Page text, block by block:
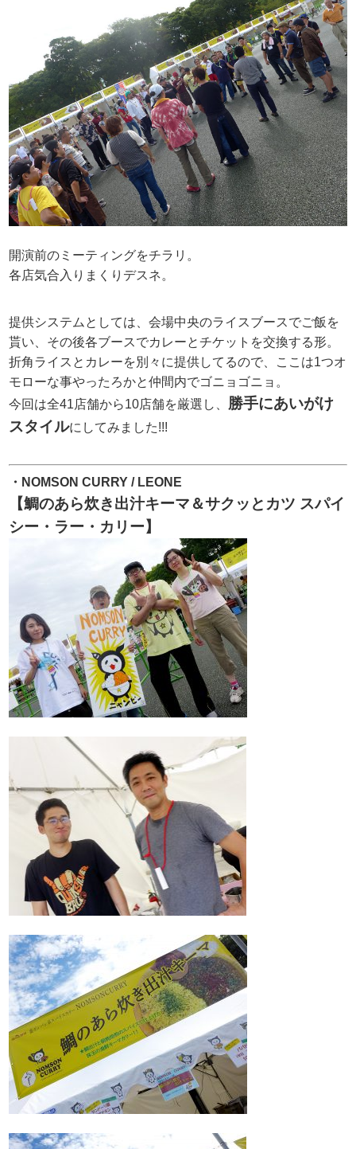
開演前のミーティングをチラリ。
各店気合入りまくりデスネ。
提供システムとしては、会場中央のライスブースでご飯を
貰い、その後各ブースでカレーとチケットを交換する形。
折角ライスとカレーを別々に提供してるので、ここは1つオ
モローな事やったろかと仲間内でゴニョゴニョ。
今回は全41店舗から10店舗を厳選し、
勝手にあいがけ
スタイルにしてみました!!!
・NOMSON CURRY / LEONE
【鯛のあら炊き出汁キーマ＆サクッとカツ スパイ
シー・ラー・カリー】